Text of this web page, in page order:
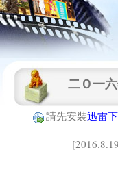
二Ｏ一
請先安裝迅雷